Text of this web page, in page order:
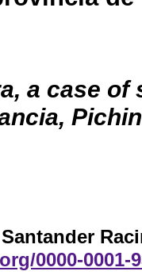
a case of
0000-0001-